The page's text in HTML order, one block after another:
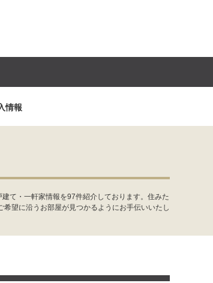
情報
て・一軒家情報を97件紹介しております。住みた
望に沿うお部屋が見つかるようにお手伝いいたし